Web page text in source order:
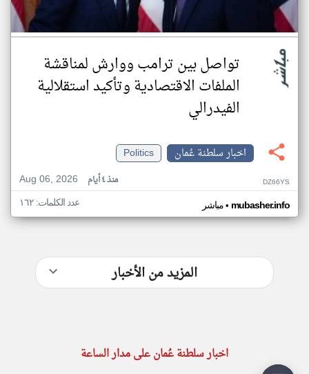
تواصل بين ترامب ووارش لمناقشة
الملفات الاقتصادية وتأكيد استقلالية
الفيدرالي
اخبار سلطنة عُمان
Politics
Aug 06, 2026
منذ ٤ أيام DZ66YS
مباشر• mubasher.info عدد الكلمات: ١٦٢
المزيد من الأخبار
اخبار سلطنة عُمان على مدار الساعة